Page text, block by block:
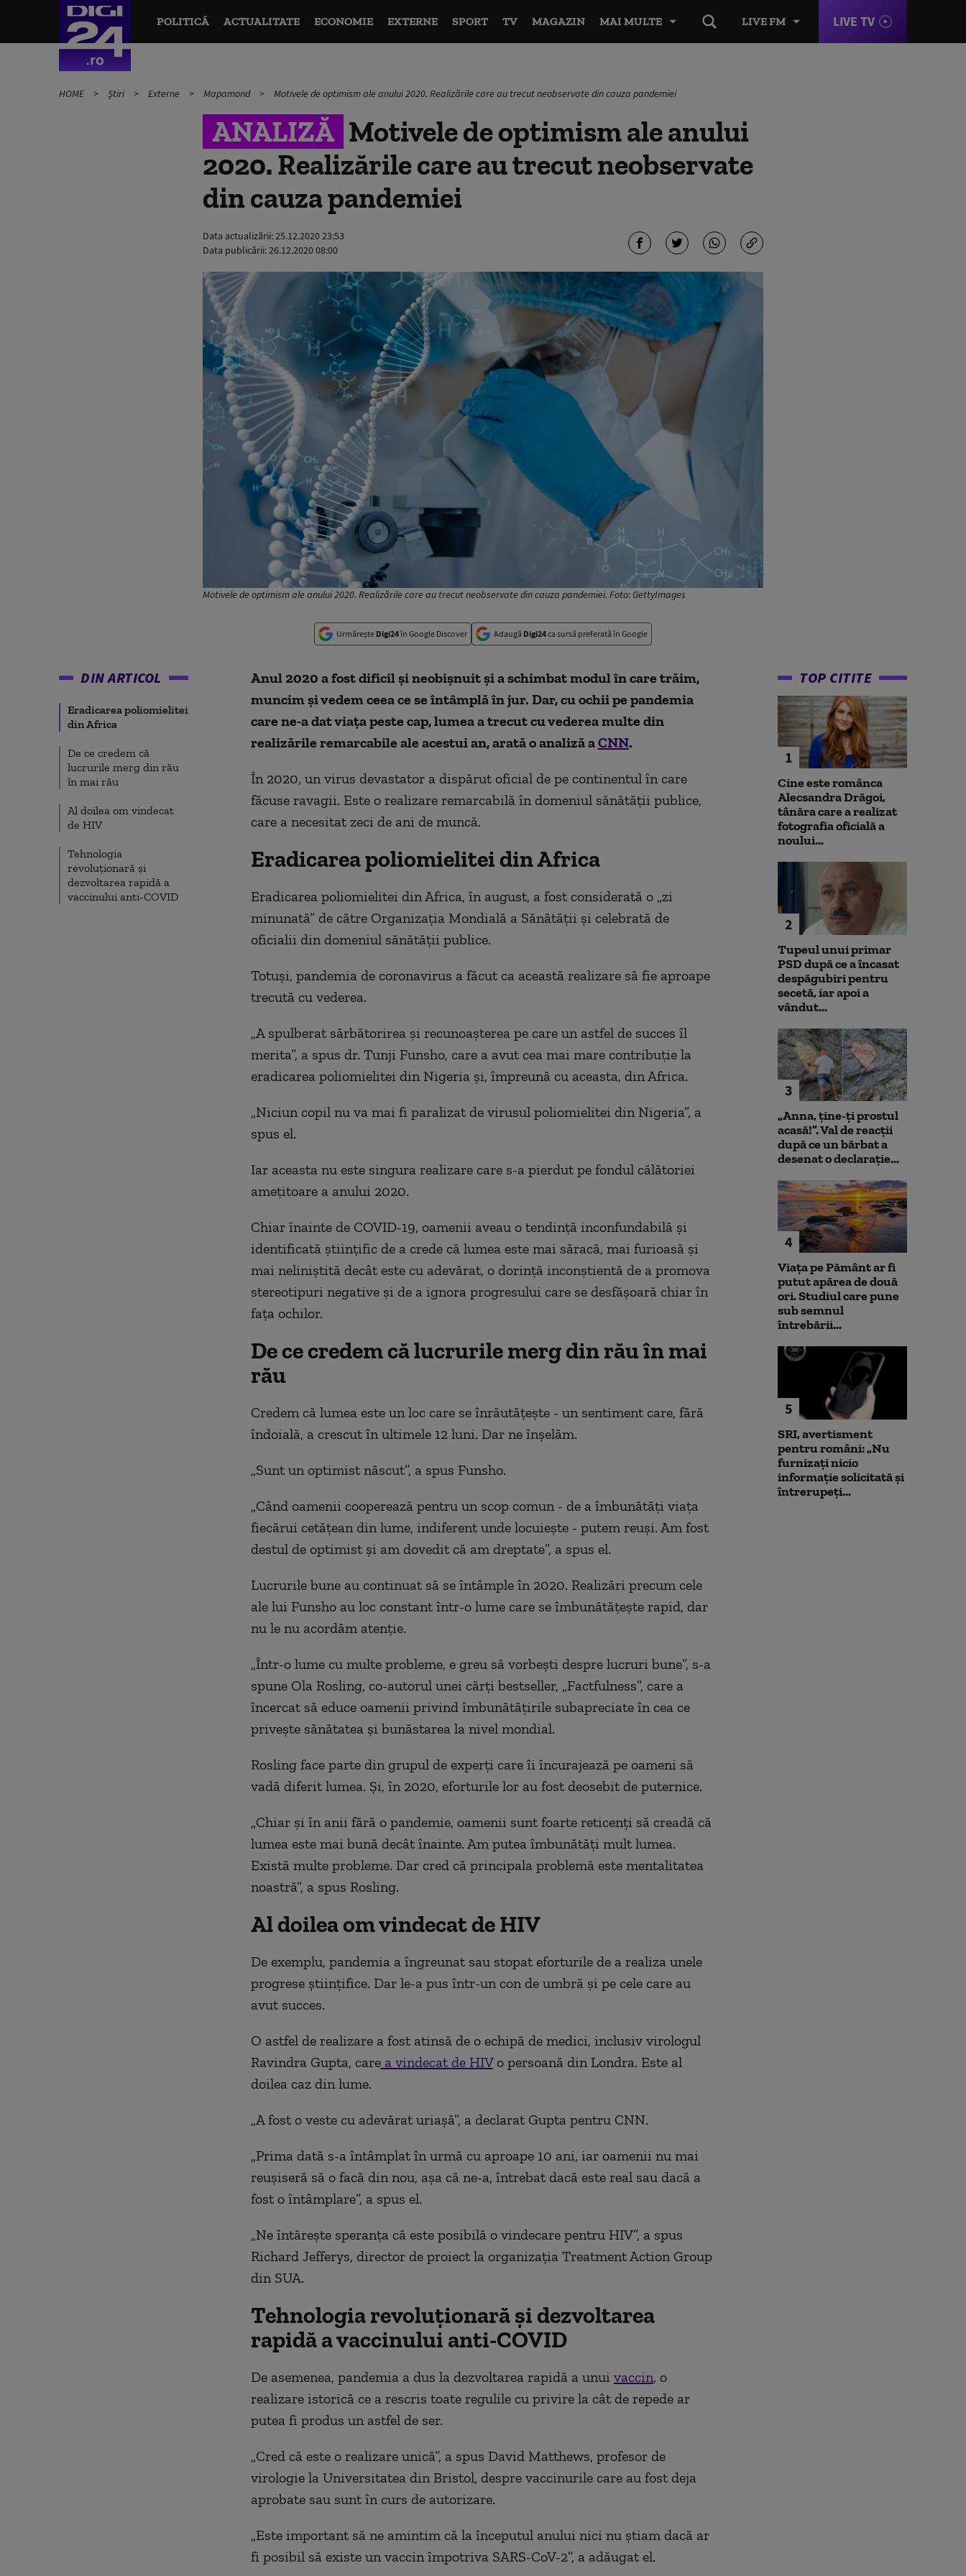
LIVE FM LIVE TV
POLITICĂ ACTUALITATE ECONOMIE EXTERNE SPORT TV MAGAZIN MAI MULTE
HOME Știri Externe Mapamond Motivele de optimism ale anului 2020. Realizările care au trecut neobservate din cauza pandemiei
ANALIZĂ Motivele de optimism ale anului
2020. Realizările care au trecut neobservate
din cauza pandemiei
Data actualizării:25.12.2020 23:53
Data publicării:26.12.2020 08:00
Motivele de optimism ale anului 2020. Realizările care au trecut neobservate din cauza pandemiei. Foto: GettyImages
Urmărește Digi24în Google Discover Adaugă Digi24ca sursă preferată în Google
DIN ARTICOL
Eradicarea poliomielitei
din Africa
De ce credem că
lucrurile merg din rău
în mai rău
Al doilea om vindecat
de HIV
Tehnologia
revoluționară și
dezvoltarea rapidă a
vaccinului anti-COVID
Anul 2020 a fost dificil și neobișnuit și a schimbat modul în care trăim,
muncim și vedem ceea ce se întâmplă în jur. Dar, cu ochii pe pandemia
care ne-a dat viața peste cap, lumea a trecut cu vederea multe din
realizările remarcabile ale acestui an, arată o analiză aCNN.
În 2020, un virus devastator a dispărut oficial de pe continentul în care
făcuse ravagii. Este orealizare remarcabilă în domeniul sănătății publice,
care a necesitat zeci de anide muncă.
Eradicarea poliomielitei din Africa
Eradicarea poliomielitei din Africa, în august, a fost consideratăo „zi
minunată” de către Organizația Mondială a Sănătății și celebrată de
oficialii din domeniul sănătății publice.
Totuși, pandemia de coronavirus a făcut ca această realizare să fie aproape
trecută cu vederea.
„A spulberat sărbătorireași recunoașterea pe care un astfel de succes îl
merita”, a spus dr. Tunji Funsho, care a avut cea mai mare contribuție la
eradicarea poliomielitei din Nigeria și, împreună cu aceasta, din Africa.
„Niciun copil nu va mai fi paralizat de virusul poliomielitei din Nigeria”, a
spus el.
Iar aceasta nu este singura realizare care s-apierdutpe fondul călătoriei
amețitoare a anului2020.
Chiar înainte de COVID-19, oamenii aveau o tendință inconfundabilă și
identificată științific de a crede că lumea este mai săracă, mai furioasă și
mai neliniștită decât este cu adevărat, o dorință inconștientă de a promova
stereotipuri negative și de a ignora progresului care se desfășoară chiar în
fața ochilor.
De ce credem că lucrurile merg din rău în mai
rău
Credem că lumea este un loc care se înrăutățește - un sentiment care, fără
îndoială, a crescut în ultimele 12 luni. Dar neînșelăm.
„Sunt un optimist născut”, a spus Funsho.
„Când oamenii coopereazăpentru un scop comun - de a îmbunătăți viața
fiecărui cetățean din lume, indiferent unde locuiește- putem reuși. Am fost
destul de optimist și am dovedit că am dreptate”, a spus el.
Lucrurile bune au continuat să se întâmple în 2020. Realizări precum cele
ale lui Funsho au locconstant într-o lume care se îmbunătățește rapid, dar
nu lenu acordăm atenție.
„Într-o lume cu multe probleme, e greusă vorbești despre lucruri bune”, s-a
spuneOla Rosling, co-autorul unei cărți bestseller, „Factfulness”, care a
încercat să educe oamenii privindîmbunătățirile subapreciate încea ce
priveștesănătateași bunăstareala nivel mondial.
Rosling face parte din grupul de experți care îi încurajeazăpe oameni să
vadădiferit lumea. Și, în 2020, eforturile lor au fostdeosebit de puternice.
„Chiar și în anii fără o pandemie, oamenii sunt foarte reticenți să creadă că
lumea este mai bună decât înainte. Am putea îmbunătăți mult lumea.
Există multe probleme. Dar cred că principala problemă este mentalitatea
noastră”, a spus Rosling.
Al doilea om vindecat de HIV
De exemplu, pandemia a îngreunat sau stopateforturile de a realiza unele
progrese științifice. Dar le-a pus într-un con de umbră și pe cele care au
avut succes.
O astfel de realizarea fost atinsă de o echipă de medici, inclusiv virologul
Ravindra Gupta, carea vindecat de HIVo persoană din Londra. Este al
doilea caz din lume.
„A fost o veste cu adevărat uriașă”, a declarat Gupta pentru CNN.
„Prima dată s-a întâmplat în urmă cu aproape 10 ani, iar oamenii nu mai
reușiseră să o facă din nou, așa că ne-a, întrebat dacă este real sau dacă a
fost o întâmplare”, a spus el.
„Ne întărește speranța că este posibilă o vindecare pentru HIV”, a spus
Richard Jefferys, director de proiect la organizația Treatment Action Group
din SUA.
Tehnologia revoluționară și dezvoltarea
rapidă a vaccinului anti-COVID
De asemenea, pandemia a dus la dezvoltarea rapidă a unui vaccin, o
realizare istorică ce a rescris toate regulile cu privire la cât de repede ar
putea fi produs un astfel de ser.
„Cred că este o realizare unică”, a spus David Matthews, profesor de
virologie la Universitatea din Bristol, despre vaccinurile care au fost deja
aprobate sau sunt în curs de autorizare.
„Este important să ne amintim că la începutul anului nici nu știam dacă ar
fi posibil să existe un vaccin împotriva SARS-CoV-2”, a adăugat el.
TOP CITITE
1
Cine este românca
Alecsandra Drăgoi,
tânăra care a realizat
fotografia oficială a
noului...
2
Tupeul unui primar
PSD după ce a încasat
despăgubiri pentru
secetă, iar apoi a
vândut...
3
„Anna, ţine-ţi prostul
acasă!”. Val de reacții
după ce un bărbat a
desenat o declarație...
4
Viața pe Pământ ar fi
putut apărea de două
ori. Studiul care pune
sub semnul
întrebării...
5
SRI, avertisment
pentru români: „Nu
furnizați nicio
informație solicitată și
întrerupeți...